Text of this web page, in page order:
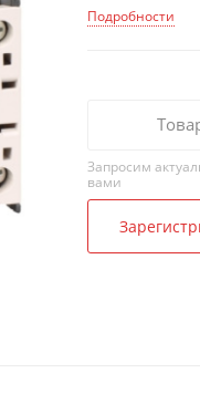
Подробности
Запросим
вами